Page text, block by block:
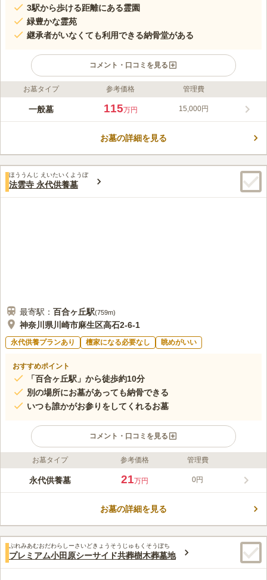
3駅から歩ける距離にある霊園
緑豊かな霊苑
継承者がいなくても利用できる納骨堂がある
コメント・口コミを見る
ライフドット編集部のコメント
宗興寺が管理する霊園です。住宅地の中にあり、近くには小学校
来仏教の方に限り、お墓を建立することができます。霊園には駐
霊園です。
口コミ評価
この霊園はまだ誰からも評価されていません。
お墓タイプ 参考価格 管理費
一般墓 115万円 15,000円
お墓の詳細を見る
ほううんじ えいたいくようぼ
法雲寺 永代供養墓
最寄駅： 百合ヶ丘駅(759m)
神奈川県川崎市麻生区高石2-6-1
永代供養プランあり 檀家になる必要なし 眺めがいい
おすすめポイント
「百合ヶ丘駅」から徒歩約10分
別の場所にお墓があっても納骨できる
いつも誰かがお参りをしてくれるお墓
コメント・口コミを見る
ライフドット編集部のコメント
法雲寺 永代供養墓は、川崎市麻生区にある法雲寺境内の納骨供
塔「宝珠の苑」は、お墓の管理・供養を法雲寺が責任を持ってお
骨された方は法雲寺護持会に入会することもできます。川崎市周
辺で、近くのお寺に遺骨をお任せしたい方におすすめです。
口コミ評価
この霊園はまだ誰からも評価されていません。
お墓タイプ 参考価格 管理費
永代供養墓 21万円 0円
お墓の詳細を見る
ぷれみあむおだわらしーさいどきょうそうじゅもくそうぼち
プレミアム小田原シーサイド共葬樹木葬墓地